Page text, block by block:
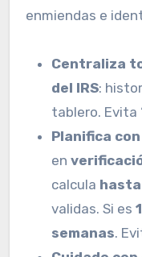
enmiendas e
Centraliza
del IRS:
tablero. Evita
Planifica
en
calcula
validas. Si es
semanas.